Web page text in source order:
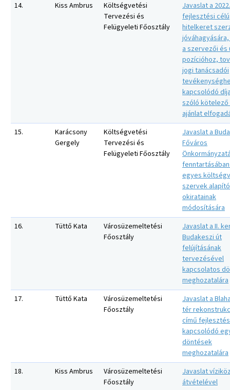
14.
Kiss Ambrus
Költségvetési
Tervezési és
Felügyeleti Főosztály
Javaslat a
fejlesztési célú
hitelkeret
a szervezői és
pozícióhoz,
jogi tanácsadói
kapcsolódó
szóló
ajánlat
15.
Karácsony
Gergely
Költségvetési
Tervezési és
Felügyeleti Főosztály
Javaslat a
Főváros
egyes
szervek alapító
okiratainak
módosítására
16.
Tüttő Kata
Városüzemeltetési
Főosztály
Javaslat a II.
Budakeszi út
felújításának
tervezésével
kapcsolatos
meghozatalára
17.
Tüttő Kata
Városüzemeltetési
Főosztály
Javaslat a
tér
című
kapcsolódó
döntések
meghozatalára
18.
Kiss Ambrus
Városüzemeltetési
Főosztály
Javaslat
átvételével